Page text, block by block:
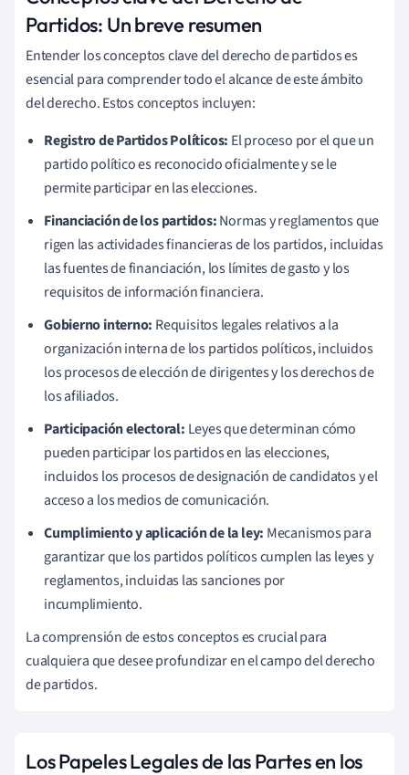
Partidos: Un breve resumen
Entender los conceptos clave del derecho de partidos es
esencial para comprender todo el alcance de este ámbito
del derecho. Estos conceptos incluyen:
Registro de Partidos Políticos: El proceso por el que un
partido político es reconocido oficialmente y se le
permite participar en las elecciones.
Financiación de los partidos:Normas y reglamentos que
rigen las actividades financieras de los partidos, incluidas
las fuentes de financiación, los límites de gasto y los
requisitos de información financiera.
Gobierno interno: Requisitos legales relativos a la
organización interna de los partidos políticos, incluidos
los procesos de elección de dirigentes y los derechos de
los afiliados.
Participación electoral: Leyes que determinan cómo
pueden participar los partidos en las elecciones,
incluidos los procesos de designación de candidatos y el
acceso a los medios de comunicación.
Cumplimiento y aplicación de la ley: Mecanismos para
garantizar que los partidos políticos cumplen las leyes y
reglamentos, incluidas las sanciones por
incumplimiento.
La comprensión de estos conceptos es crucial para
cualquiera que desee profundizar en el campo del derecho
de partidos.
Los Papeles Legales de las Partes en los